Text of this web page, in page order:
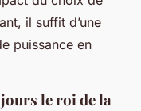
il suffit d’une
puissance en
le roi de la